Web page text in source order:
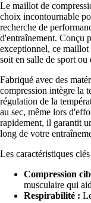
Le maillot de
choix incontournable
recherche de
d'entraînement. Conçu
exceptionnel, ce maillot
soit en salle de sport ou
Fabriqué avec des
compression intègre la
régulation de la
au sec, même lors
rapidement, il garantit
long de votre
Les caractéristiques
Compression
musculaire qui
Respirabilité :